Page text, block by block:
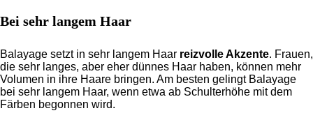
Bei sehr langem Haar
Balayage setzt in sehr langem Haar reizvolle Akzente. Frauen,
die sehr langes, aber eher dünnes Haar haben, können mehr
Volumen in ihre Haare bringen. Am besten gelingt Balayage
bei sehr langem Haar, wenn etwa ab Schulterhöhe mit dem
Färben begonnen wird.